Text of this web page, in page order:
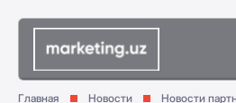
Главная Новости
Новости